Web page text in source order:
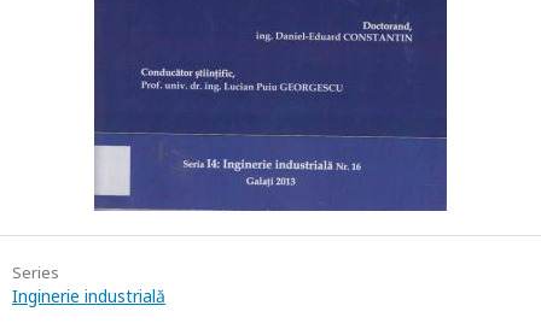
Series
Inginerie industrială